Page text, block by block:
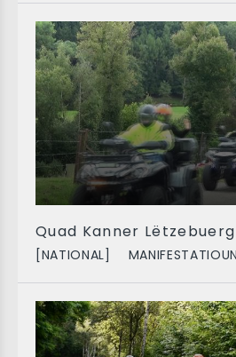
Quad Kanner Lëtzebuerg
[NATIONAL]